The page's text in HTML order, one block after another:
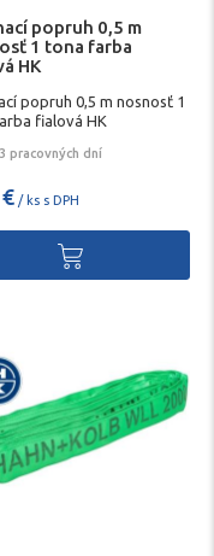
popruh 0,5 m
1 tona farba
HK
popruh 0,5 m nosnosť 1
fialová HK
pracovných dní
/ ks s DPH